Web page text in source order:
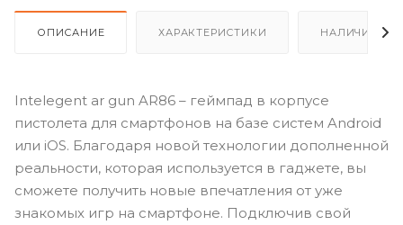
ОПИСАНИЕ ХАРАКТЕРИСТИКИ НАЛИЧИЕ
Intelegent ar gun AR86 – геймпад в корпусе
пистолета для смартфонов на базе систем Android
или iOS. Благодаря новой технологии дополненной
реальности, которая используется в гаджете, вы
сможете получить новые впечатления от уже
знакомых игр на смартфоне. Подключив свой